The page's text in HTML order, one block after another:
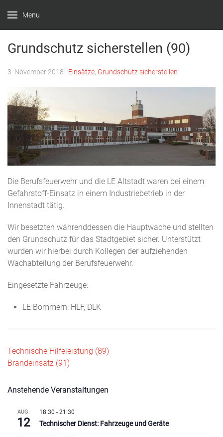
Menu
Witten –
Löscheinheit
Bommern
Grundschutz sicherstellen (90)
3. November 2018 | Einsätze Grundschutz sicherstellen
Die Berufsfeuerwehr und die LE Altstadt waren bei einem
Gefahrstoff-Einsatz in einem Industriebetrieb in der
Innenstadt tätig.
Wir besetzten währenddessen die Hauptwache und stellten
den Grundschutz für das Stadtgebiet sicher. Unterstützt
wurden wir hierbei durch Kollegen der aufziehenden
Wachabteilung der Berufsfeuerwehr.
Eingesetzte Fahrzeuge:
LE Bommern: HLF, DLK
Beitragsnavigation
Technische Hilfeleistung (89)
Brandeinsatz (91)
Anstehende Veranstaltungen
AUG.
12
18:30 - 21:30
Technischer Dienst: Fahrzeuge und Geräte